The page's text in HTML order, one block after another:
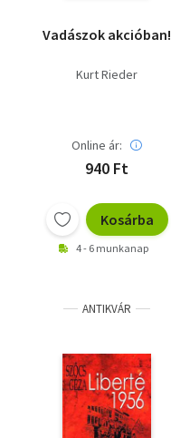
Vadászok akcióban!
Kurt Rieder
Online ár:
940 Ft
Kosárba
4 - 6 munkanap
ANTIKVÁR